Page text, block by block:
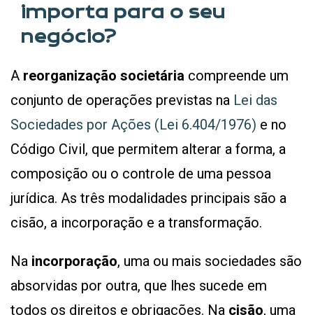
importa para o seu
negócio?
A reorganização societária compreende um
conjunto de operações previstas na Lei das
Sociedades por Ações (Lei 6.404/1976) e no
Código Civil, que permitem alterar a forma, a
composição ou o controle de uma pessoa
jurídica. As três modalidades principais são a
cisão, a incorporação e a transformação.
Na incorporação, uma ou mais sociedades são
absorvidas por outra, que lhes sucede em
todos os direitos e obrigações. Na cisão, uma